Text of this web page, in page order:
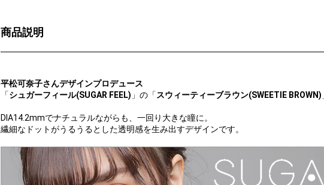
商品説明
平松可奈子さんデザインプロデュース
「シュガーフィール(SUGAR FEEL) 」の「 スウィーティーブラウン(SWEETIE BROWN)
DIA14.2mmでナチュラルながらも、一回り大きな瞳に。
繊細なドットがうるうるとした透明感を生み出すデザインです。